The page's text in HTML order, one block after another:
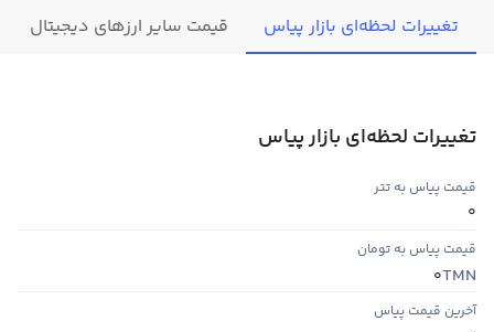
تغییرات لحظه‌ای بازار پیاس قیمت سایر ارزهای دیجیتال
تغییرات لحظه‌ای بازار پیاس
قیمت پیاس به تتر
0
قیمت پیاس به تومان
TMN
0
آخرین قیمت پیاس